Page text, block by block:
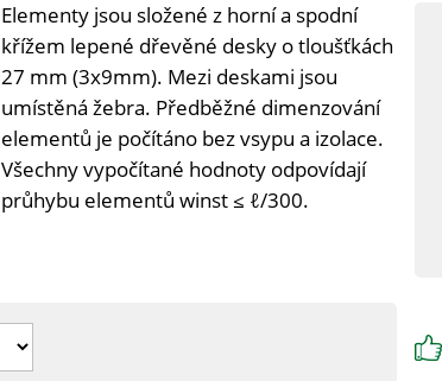
Elementy jsou složené z horní a spodní
křížem lepené dřevěné desky o tloušťkách
27 mm (3x9mm). Mezi deskami jsou
umístěná žebra. Předběžné dimenzování
elementů je počítáno bez vsypu a izolace.
Všechny vypočítané hodnoty odpovídají
průhybu elementů winst ≤ ℓ/300.